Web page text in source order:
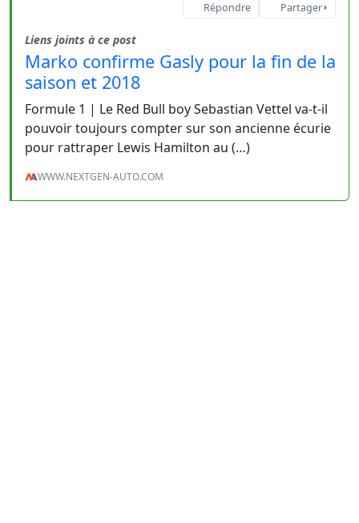
Répondre Partager
Liens joints à ce post
Marko confirme Gasly pour la fin de la
saison et 2018
Formule 1 | Le Red Bull boy Sebastian Vettel va-t-il
pouvoir toujours compter sur son ancienne écurie
pour rattraper Lewis Hamilton au (…)
WWW.NEXTGEN-AUTO.COM